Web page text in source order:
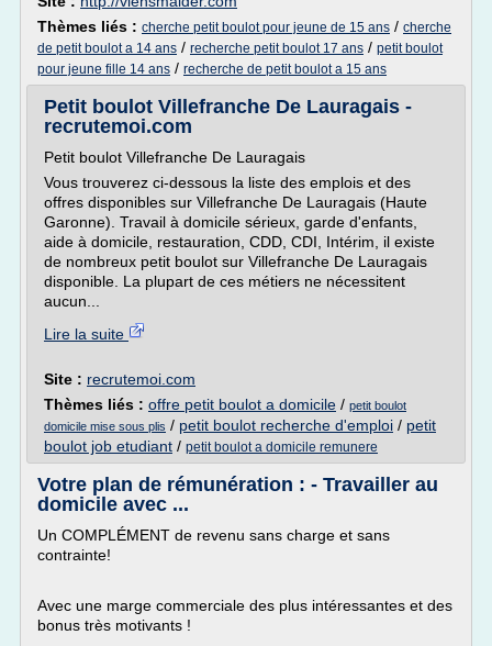
Thèmes liés : cherche petit boulot pour jeune de 15 ans / cherche
de petit boulot a 14 ans / recherche petit boulot 17 ans / petit boulot
pour jeune fille 14 ans / recherche de petit boulot a 15 ans
Petit boulot Villefranche De Lauragais -
recrutemoi.com
Petit boulot Villefranche De Lauragais
Vous trouverez ci-dessous la liste des emplois et des
offres disponibles sur Villefranche De Lauragais (Haute
Garonne). Travail à domicile sérieux, garde d'enfants,
aide à domicile, restauration, CDD, CDI, Intérim, il existe
de nombreux petit boulot sur Villefranche De Lauragais
disponible. La plupart de ces métiers ne nécessitent
aucun...
Lire la suite
Site : recrutemoi.com
Thèmes liés : offre petit boulot a domicile / petit boulot
domicile mise sous plis / petit boulot recherche d'emploi / petit
boulot job etudiant / petit boulot a domicile remunere
Votre plan de rémunération : - Travailler au
domicile avec ...
Un COMPLÉMENT de revenu sans charge et sans
contrainte!
Avec une marge commerciale des plus intéressantes et des
bonus très motivants !